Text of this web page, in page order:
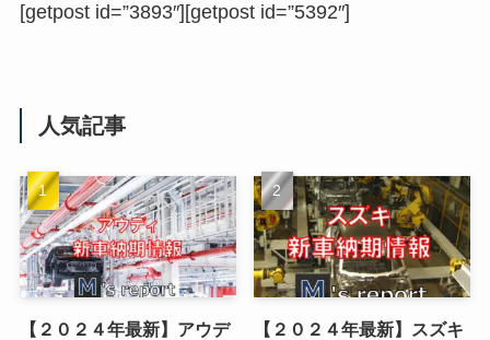
[getpost id=”3893″][getpost id=”5392″]
人気記事
【２０２４年最新】アウデ
【２０２４年最新】スズキ